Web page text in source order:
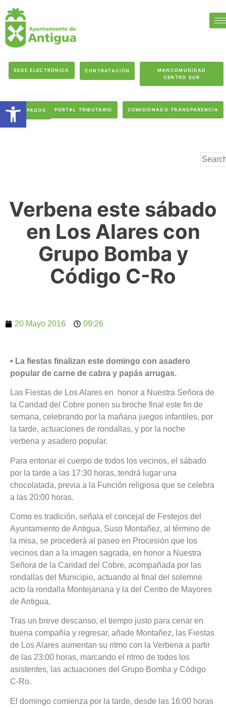
SEDE ELECTRÓNICA CONTRATACIÓN
MANCOMUNIDAD
CENTRO SUR
PAGOS PORTAL TRIBUTARIO COMISIONADO TRANSPARENCIA
Verbena este sábado
en Los Alares con
Grupo Bomba y
Código C-Ro
20 Mayo 2016 09:26
• La fiestas finalizan este domingo con asadero
popular de carne de cabra y papás arrugas.
Las Fiestas de Los Alares en honor a Nuestra Señora de
la Caridad del Cobre ponen su broche final este fin de
semana, celebrando por la mañana juegos infantiles, por
la tarde, actuaciones de rondallas, y por la noche
verbena y asadero popular.
Para entonar el cuerpo de todos los vecinos, el sábado
por la tarde a las 17:30 horas, tendrá lugar una
chocolatada, previa a la Función religiosa que se celebra
a las 20:00 horas.
Como es tradición, señala el concejal de Festejos del
Ayuntamiento de Antigua, Suso Montañez, al término de
la misa, se procederá al paseo en Procesión que los
vecinos dan a la imagen sagrada, en honor a Nuestra
Señora de la Caridad del Cobre, acompañada por las
rondallas del Municipio, actuando al final del solemne
acto la rondalla Montejanana y la del Centro de Mayores
de Antigua.
Tras un breve descanso, el tiempo justo para cenar en
buena compañía y regresar, añade Montañez, las Fiestas
de Los Alares aumentan su ritmo con la Verbena a partir
de las 23:00 horas, marcando el ritmo de todos los
asistentes, las actuaciones del Grupo Bomba y Código
C-Ro.
El domingo comienza por la tarde, desde las 16:00 horas
Abrir barra de herramientas